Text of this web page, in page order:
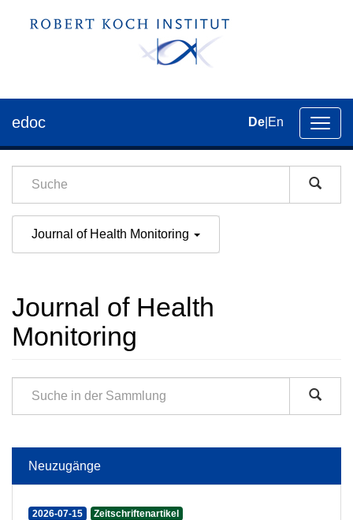
der
edoc De En
Journal of Health Monitoring
Journal of Health
Monitoring
Neuzugänge
2026-07-15 Zeitschriftenartikel